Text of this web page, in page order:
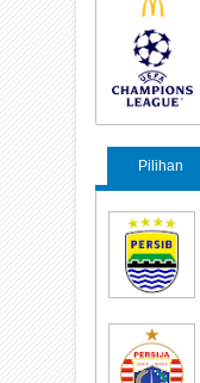
Pilihan